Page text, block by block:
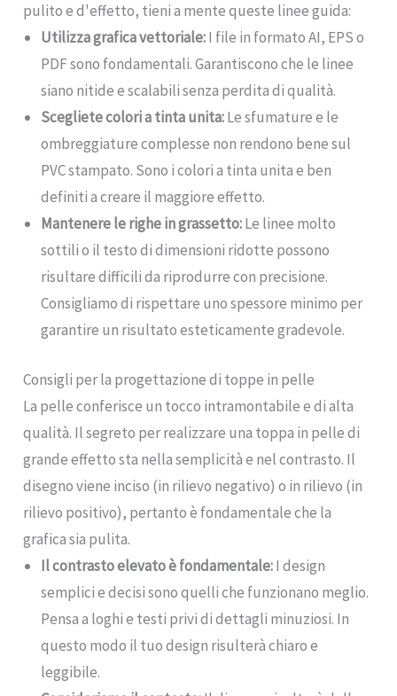
pulito e d'effetto, tieni a mente queste linee guida:
Utilizza grafica vettoriale:I file in formato AI, EPS o
PDF sono fondamentali. Garantiscono che le linee
siano nitide e scalabili senza perdita di qualità.
Scegliete colori a tinta unita:Le sfumature e le
ombreggiature complesse non rendono bene sul
PVC stampato. Sono i colori a tinta unita e ben
definiti a creare il maggiore effetto.
Mantenere le righe in grassetto:Le linee molto
sottili o il testo di dimensioni ridotte possono
risultare difficili da riprodurre con precisione.
Consigliamo di rispettare uno spessore minimo per
garantire un risultato esteticamente gradevole.
Consigli per la progettazione di toppe in pelle
La pelle conferisce un tocco intramontabile e di alta
qualità. Il segreto per realizzare una toppa in pelle di
grande effetto sta nella semplicità e nel contrasto. Il
disegno viene inciso (in rilievo negativo) o in rilievo (in
rilievo positivo), pertanto è fondamentale che la
grafica sia pulita.
Il contrasto elevato è fondamentale:I design
semplici e decisi sono quelli che funzionano meglio.
Pensa a loghi e testi privi di dettagli minuziosi. In
questo modo il tuo design risulterà chiaro e
leggibile.